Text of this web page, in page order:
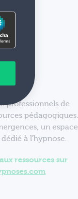
professionnels de
pédagogiques.
un espace
à l'hypnose.
ressources sur